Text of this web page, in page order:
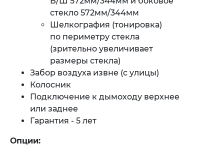
стекло 572мм/344мм
Шелкография (тонировка)
по периметру стекла
(зрительно увеличивает
размеры стекла)
Забор воздуха извне (с улицы)
Колосник
Подключение к дымоходу верхнее
или заднее
Гарантия - 5 лет
Опции: